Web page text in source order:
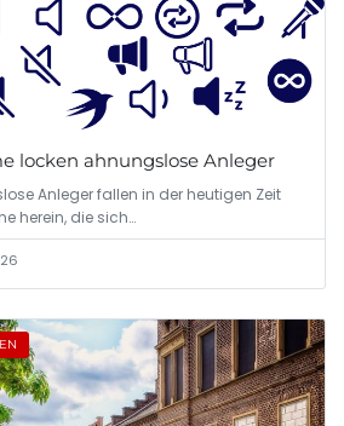
locken ahnungslose Anleger
Anleger fallen in der heutigen Zeit
herein, die sich…